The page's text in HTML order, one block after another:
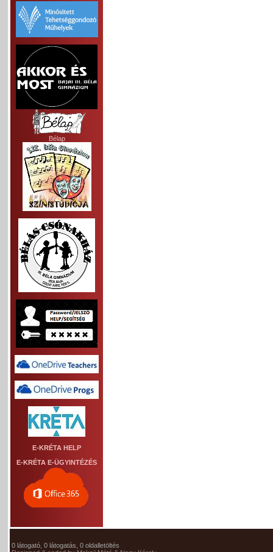
Bélap
E-KRÉTA HELP
E-KRÉTA E-ÜGYINTÉZÉS
0 látogató, 0 látogatás, 0 oldalletöltés